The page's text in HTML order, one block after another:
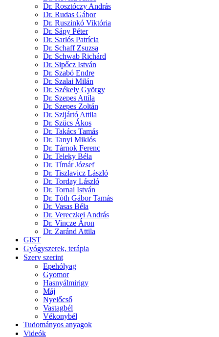
Dr. Rosztóczy András
Dr. Rudas Gábor
Dr. Ruszinkó Viktória
Dr. Sápy Péter
Dr. Sarlós Patrícia
Dr. Schaff Zsuzsa
Dr. Schwab Richárd
Dr. Sipőcz István
Dr. Szabó Endre
Dr. Szalai Milán
Dr. Székely György
Dr. Szepes Attila
Dr. Szepes Zoltán
Dr. Szijártó Attila
Dr. Szücs Ákos
Dr. Takács Tamás
Dr. Tanyi Miklós
Dr. Tárnok Ferenc
Dr. Teleky Béla
Dr. Tímár József
Dr. Tiszlavicz László
Dr. Torday László
Dr. Tornai István
Dr. Tóth Gábor Tamás
Dr. Vasas Béla
Dr. Vereczkei András
Dr. Vincze Áron
Dr. Zaránd Attila
GIST
Gyógyszerek, terápia
Szerv szerint
Epehólyag
Gyomor
Hasnyálmirigy
Máj
Nyelőcső
Vastagbél
Vékonybél
Tudományos anyagok
Videók